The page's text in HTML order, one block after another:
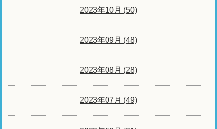
2023年10月 (50)
2023年09月 (48)
2023年08月 (28)
2023年07月 (49)